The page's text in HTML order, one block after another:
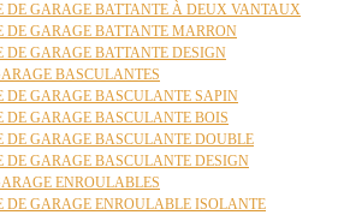
DE GARAGE BATTANTE À DEUX VANTAUX
DE GARAGE BATTANTE MARRON
DE GARAGE BATTANTE DESIGN
BASCULANTES
DE GARAGE BASCULANTE SAPIN
DE GARAGE BASCULANTE BOIS
DE GARAGE BASCULANTE DOUBLE
DE GARAGE BASCULANTE DESIGN
ENROULABLES
DE GARAGE ENROULABLE ISOLANTE